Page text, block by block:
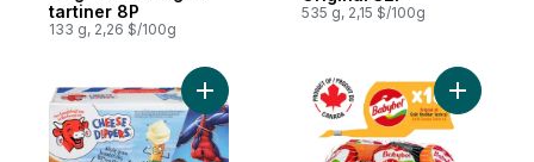
tartiner 8P
133 g, 2,26 $/100g
535 g, 2,15 $/100g
Ajouter Bouchées au fromage, original
Ajouter